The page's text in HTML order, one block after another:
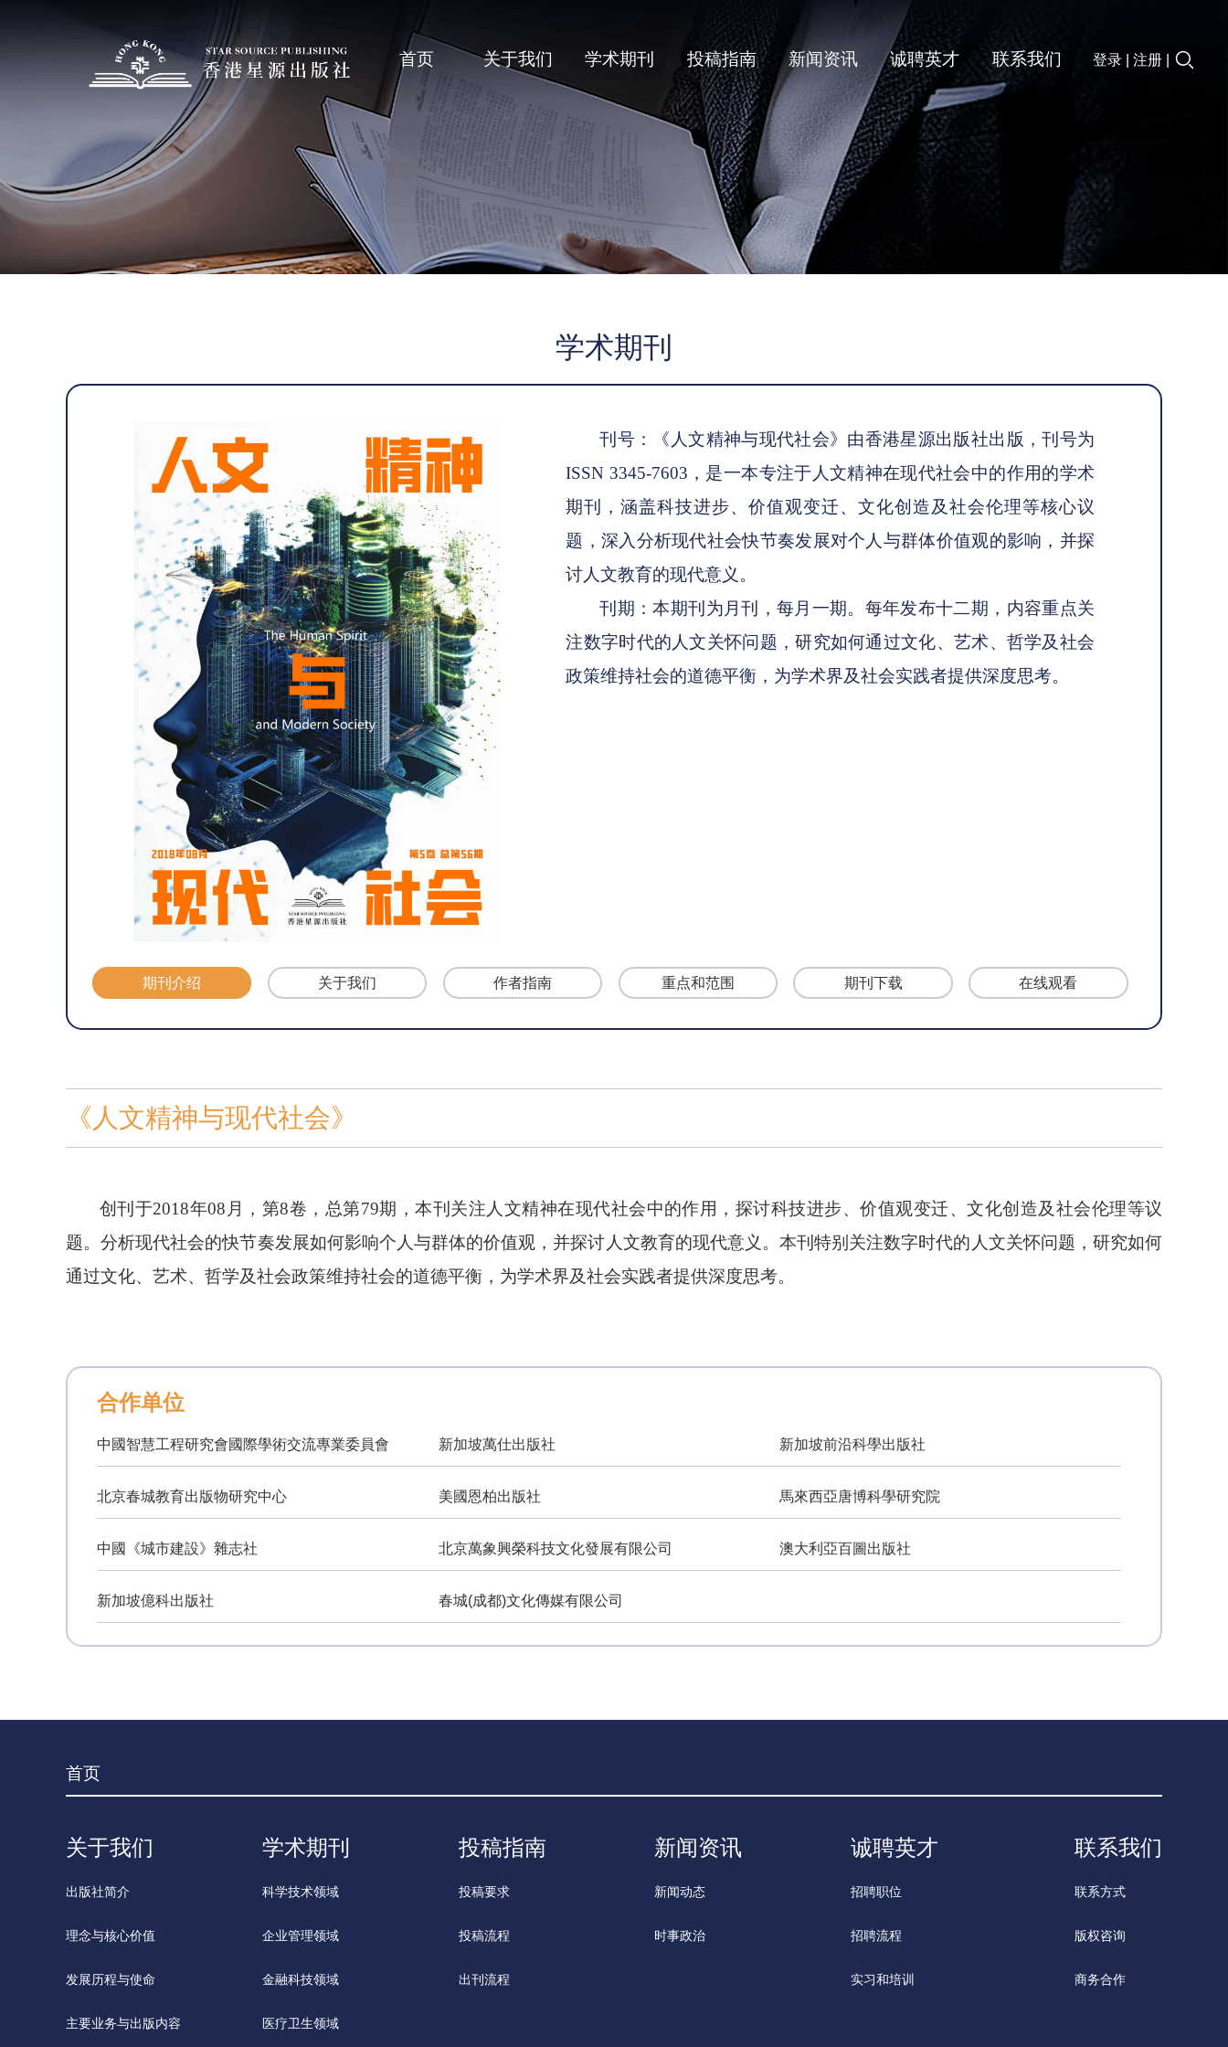
首页 关于我们 学术期刊 投稿指南 新闻资讯 诚聘英才 联系我们 登录 |注册
学术期刊
刊号：《人文精神与现代社会》由香港星源出版社出版，刊号为
ISSN 3345-7603，是一本专注于人文精神在现代社会中的作用的学术
期刊，涵盖科技进步、价值观变迁、文化创造及社会伦理等核心议
题，深入分析现代社会快节奏发展对个人与群体价值观的影响，并探
讨人文教育的现代意义。
刊期：本期刊为月刊，每月一期。每年发布十二期，内容重点关
注数字时代的人文关怀问题，研究如何通过文化、艺术、哲学及社会
政策维持社会的道德平衡，为学术界及社会实践者提供深度思考。
期刊介绍 关于我们 作者指南 重点和范围 期刊下载 在线观看
《人文精神与现代社会》
创刊 于2018年08月，第8卷，总第79期，本刊关注人文精神在现代社会中的作用，探讨科技进步、价值观变迁、文化创造及社会伦理等议
题。分析现代社会的快节奏发展如何影响个人与群体的价值观，并探讨人文教育的现代意义。 本刊特别关注数字时代的人文关怀问题，研究如何
通过文化、艺术、哲学及社会政策维持社会的道德平衡，为学术界及社会实践者提供深度思考。
合作单位
中國智慧工程研究會國際學術交流專業委員會 新加坡萬仕出版社 新加坡前沿科學出版社
北京春城教育出版物研究中心 美國恩柏出版社 馬來西亞唐博科學研究院
中國《城市建設》雜志社 北京萬象興榮科技文化發展有限公司 澳大利亞百圖出版社
新加坡億科出版社 春城(成都)文化傳媒有限公司
首页
关于我们
出版社简介
理念与核心价值
发展历程与使命
主要业务与出版内容
学术期刊
科学技术领域
企业管理领域
金融科技领域
医疗卫生领域
投稿指南
投稿要求
投稿流程
出刊流程
新闻资讯
新闻动态
时事政治
诚聘英才
招聘职位
招聘流程
实习和培训
联系我们
联系方式
版权咨询
商务合作